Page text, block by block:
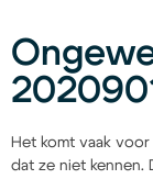
Het komt vaak
dat ze niet kennen.